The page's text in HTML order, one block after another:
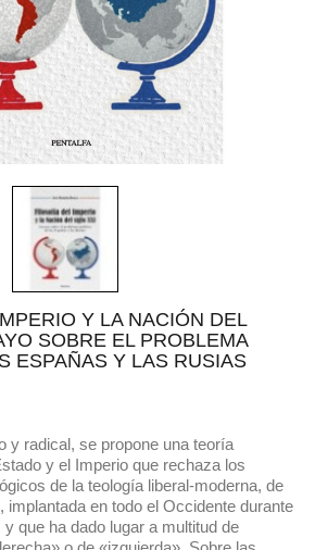
Y LA NACIÓN DEL
SOBRE EL PROBLEMA
ESPAÑAS Y LAS RUSIAS
y radical, se propone una teoría
y el Imperio que rechaza los
de la teología liberal-moderna, de
implantada en todo el Occidente durante
que ha dado lugar a multitud de